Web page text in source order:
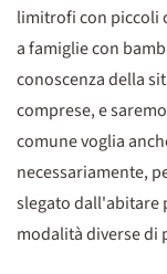
limitrofi con piccoli
a famiglie con
conoscenza della
comprese, e
comune voglia
necessariamente,
slegato dall'abitare
modalità diverse di